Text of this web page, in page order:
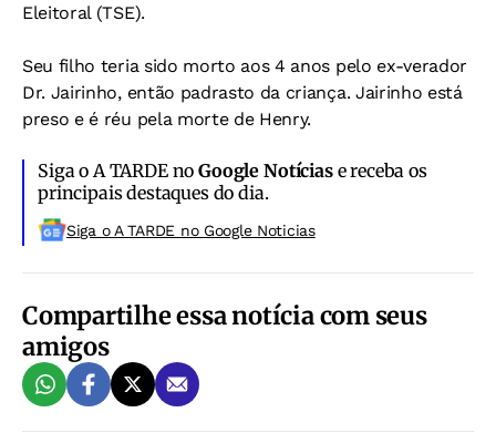
Eleitoral (TSE).
Seu filho teria sido morto aos 4 anos pelo ex-verador
Dr. Jairinho, então padrasto da criança. Jairinho está
preso e é réu pela morte de Henry.
Siga o A TARDE noGoogle Notíciase receba os
principais destaques do dia.
Siga o A TARDE no Google Noticias
Compartilhe essa notícia com seus
amigos